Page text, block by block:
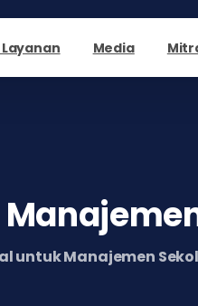
Media
untuk Manajemen